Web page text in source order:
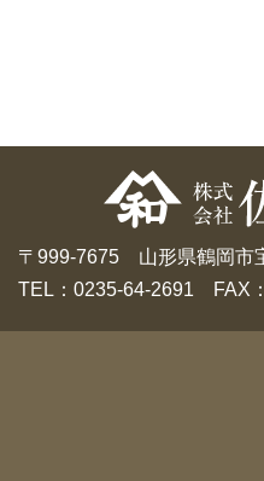
〒999-7675 山形県鶴岡市
TEL：0235-64-2691 FAX